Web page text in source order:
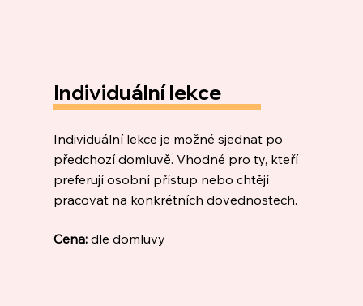
Individuální lekce
Individuální lekce je možné sjednat po
předchozí domluvě. Vhodné pro ty, kteří
preferují osobní přístup nebo chtějí
pracovat na konkrétních dovednostech.
Cena: dle domluvy